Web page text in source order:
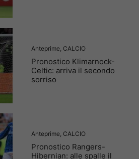
Anteprime, CALCIO
Pronostico Klimarnock-
Celtic: arriva il secondo
sorriso
Anteprime, CALCIO
Pronostico Rangers-
Hibernian: alle spalle il